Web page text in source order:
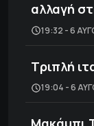
αλλαγή
19:32 - 6
Τριπλή
19:04 - 6